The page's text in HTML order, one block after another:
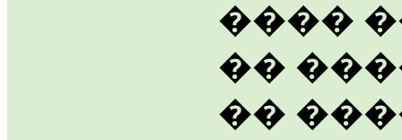
����
��
��